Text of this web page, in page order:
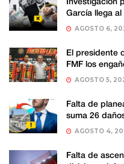
Investigación
García llega al
AGOSTO 6,
El presidente
FMF los
AGOSTO 5,
Falta de
suma 26
AGOSTO 4,
Falta de